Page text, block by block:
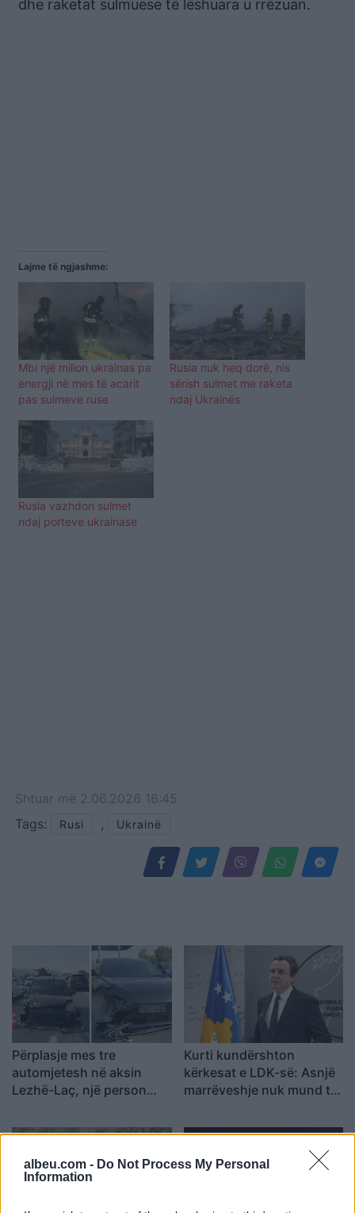
albeu.com - Do Not Process My Personal
Information
dhe raketat sulmuese të lëshuara u rrëzuan.
Lajme të ngjashme:
Mbi një milion ukrainas pa
energji në mes të acarit
pas sulmeve ruse
Rusia nuk heq dorë, nis
sërish sulmet me raketa
ndaj Ukrainës
Rusia vazhdon sulmet
ndaj porteve ukrainase
Shtuar më 2.06.2026 16:45
Tags:
Rusi , Ukrainë
Përplasje mes tre
automjetesh në aksin
Lezhë-Laç, një person
Kurti kundërshton
kërkesat e LDK-së: Asnjë
marrëveshje nuk mund të